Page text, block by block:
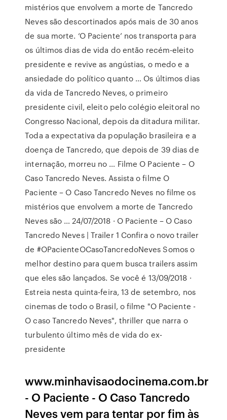
mistérios que envolvem a morte de Tancredo
Neves são descortinados após mais de 30 anos
de sua morte. ‘O Paciente’ nos transporta para
os últimos dias de vida do então recém-eleito
presidente e revive as angústias, o medo e a
ansiedade do político quanto … Os últimos dias
da vida de Tancredo Neves, o primeiro
presidente civil, eleito pelo colégio eleitoral no
Congresso Nacional, depois da ditadura militar.
Toda a expectativa da população brasileira e a
doença de Tancredo, que depois de 39 dias de
internação, morreu no … Filme O Paciente – O
Caso Tancredo Neves. Assista o filme O
Paciente – O Caso Tancredo Neves no filme os
mistérios que envolvem a morte de Tancredo
Neves são … 24/07/2018 · O Paciente – O Caso
Tancredo Neves | Trailer 1 Confira o novo trailer
de #OPacienteOCasoTancredoNeves Somos o
melhor destino para quem busca trailers assim
que eles são lançados. Se você é 13/09/2018 ·
Estreia nesta quinta-feira, 13 de setembro, nos
cinemas de todo o Brasil, o filme "O Paciente -
O caso Tancredo Neves", thriller que narra o
turbulento último mês de vida do ex-
presidente
www.minhavisaodocinema.com.br
- O Paciente - O Caso Tancredo
Neves vem para tentar por fim às